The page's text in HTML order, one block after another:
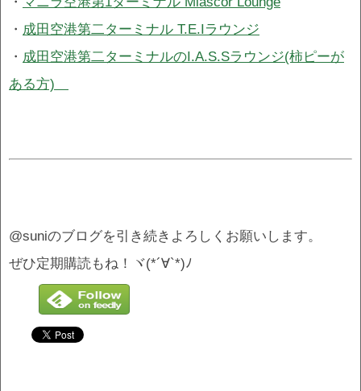
・ 成田空港第二ターミナル T.E.Iラウンジ
・ 成田空港第二ターミナルのI.A.S.Sラウンジ(柿ピーが
ある方)
@suniのブログを引き続きよろしくお願いします。
ぜひ定期購読もね！ヾ(*´∀`*)ﾉ